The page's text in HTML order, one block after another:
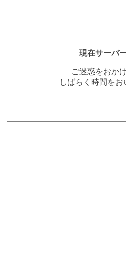
現在サーバ
ご迷惑をおか
しばらく時間を